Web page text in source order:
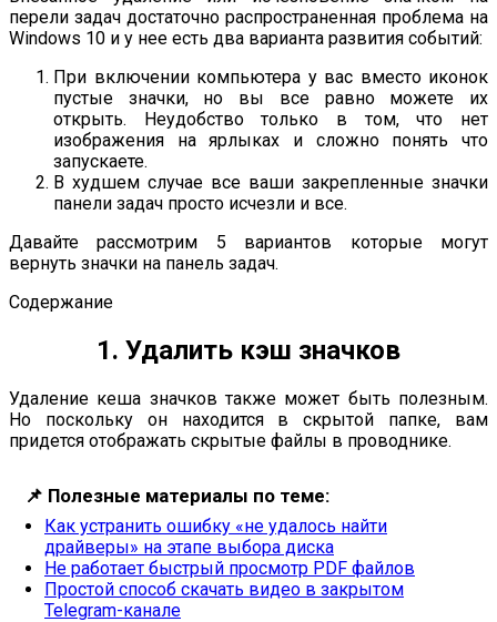
перели задач достаточно распространенная проблема на
Windows 10 и у нее есть два варианта развития событий:
При включении компьютера у вас вместо иконок
пустые значки, но вы все равно можете их
открыть. Неудобство только в том, что нет
изображения на ярлыках и сложно понять что
запускаете.
В худшем случае все ваши закрепленные значки
панели задач просто исчезли и все.
Давайте рассмотрим 5 вариантов которые могут
вернуть значки на панель задач.
Содержание
1. Удалить кэш значков
Удаление кеша значков также может быть полезным.
Но поскольку он находится в скрытой папке, вам
придется отображать скрытые файлы в проводнике.
📌 Полезные материалы по теме:
Как устранить ошибку «не удалось найти
драйверы» на этапе выбора диска
Не работает быстрый просмотр PDF файлов
Простой способ скачать видео в закрытом
Telegram-канале